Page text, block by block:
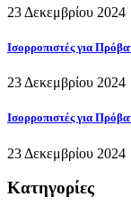
23 Δεκεμβρίου 2024
Ισορροπιστές για
23 Δεκεμβρίου 2024
Ισορροπιστές για
23 Δεκεμβρίου 2024
Κατηγορίες